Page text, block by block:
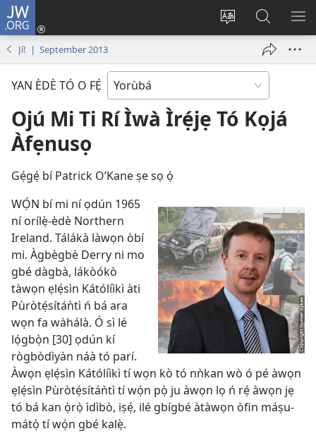
JW.ORG
Yí
pa
Wọlé
(opens
Wa
JW.ORG
Jí! | September 2013
YAN ÈDÈ TÓ O FẸ́
Ojú Mi Ti Rí Ìwà Ìrẹ́jẹ Tó Kọjá
Àfẹnusọ
Gẹ́gẹ́ bí Patrick O’Kane ṣe sọ ọ́
WỌ́N bí mi ní ọdún 1965
ní orílẹ̀-èdè Northern
Ireland. Tálákà làwọn òbí
mi. Àgbègbè Derry ni mo
gbé dàgbà, lákòókò
tàwọn ẹlẹ́sìn Kátólíìkì àti
Pùròtẹ́sítáǹtì ń bá ara
wọn fa wàhálà. Ó sì lé
lọ́gbọ̀n [30] ọdún kí
rògbòdìyàn náà tó parí.
Àwọn ẹlẹ́sìn Kátólíìkì tí wọn kò tó nǹkan wò ó pé àwọn
ẹlẹ́sìn Pùròtẹ́sítáǹtì tí wọ́n pọ̀ ju àwọn lọ ń rẹ́ àwọn jẹ
tó bá kan ọ̀rọ̀ ìdìbò, iṣẹ́, ilé gbígbé àtàwọn òfin máṣu-
mátọ̀ tí wọ́n gbé kalẹ̀.